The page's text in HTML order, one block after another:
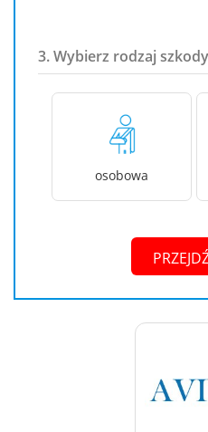
3. Wybierz rodzaj
osobowa